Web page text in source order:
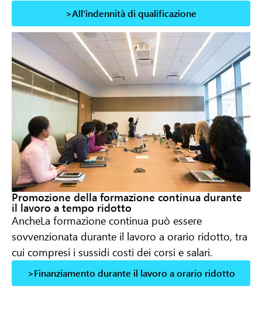
>All'indennità di qualificazione
Promozione della formazione continua durante
il lavoro a tempo ridotto
AncheLa formazione continua può essere
sovvenzionata durante il lavoro a orario ridotto, tra
cui compresi i sussidi costi dei corsi e salari.
>Finanziamento durante il lavoro a orario ridotto